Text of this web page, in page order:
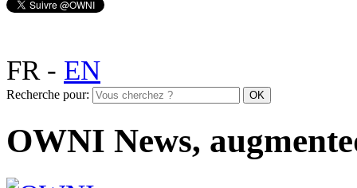
FR- EN
Recherche pour:
OWNI News,